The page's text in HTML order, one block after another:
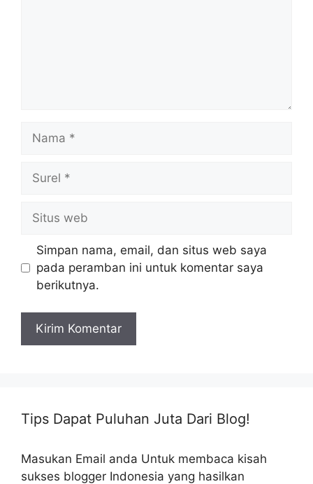
Nama
Surel
Situs
web
Simpan nama, email, dan situs web saya
pada peramban ini untuk komentar saya
berikutnya.
Tips Dapat Puluhan Juta Dari Blog!
Masukan Email anda Untuk membaca kisah
sukses blogger Indonesia yang hasilkan